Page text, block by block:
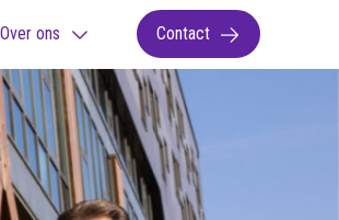
Over ons Contact